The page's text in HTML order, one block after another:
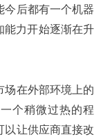
今后都有一个机器
能力开始逐渐在升
场在外部环境上的
个稍微过热的程
以让供应商直接改